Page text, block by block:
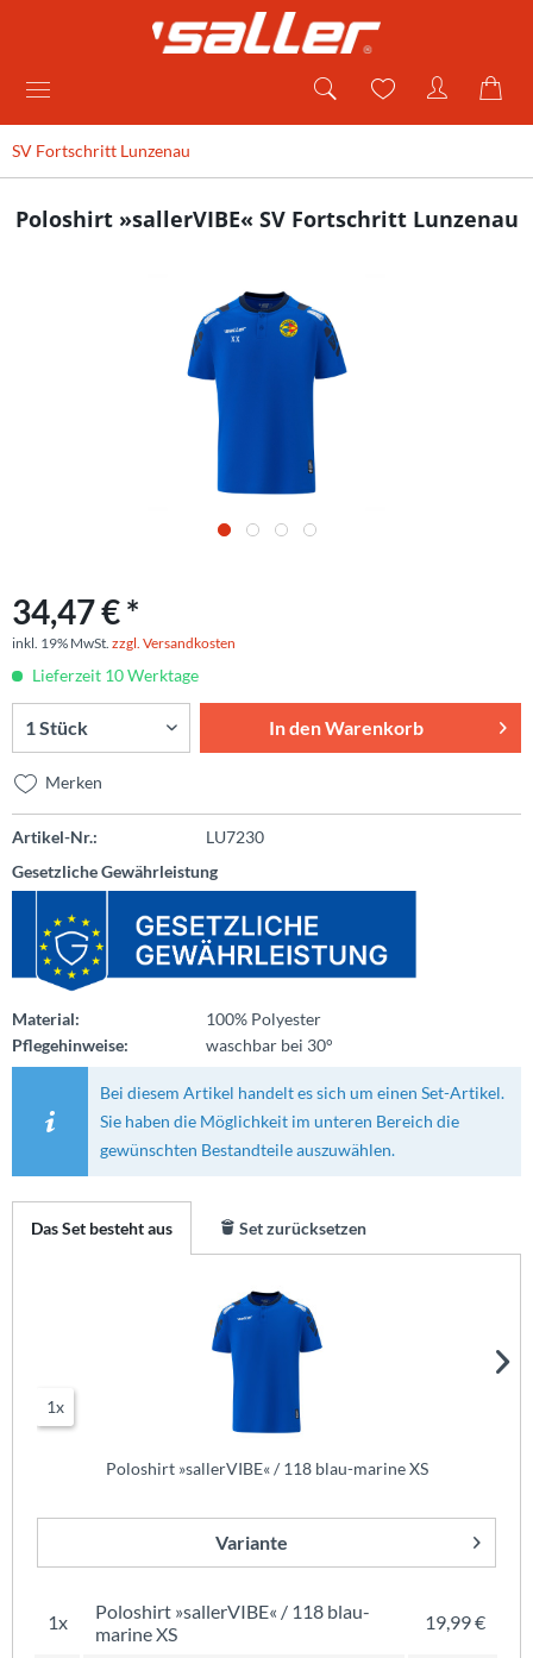
SV Fortschritt Lunzenau
Poloshirt »sallerVIBE« SV Fortschritt Lunzenau
34,47 € *
inkl. 19% MwSt. zzgl. Versandkosten
Lieferzeit 10 Werktage
In denWarenkorb
Merken
Artikel-Nr.:
LU7230
Gesetzliche Gewährleistung
Material:
100% Polyester
Pflegehinweise:
waschbar bei 30°
Bei diesem Artikel handelt es sich um einen Set-Artikel.
Sie haben die Möglichkeit im unteren Bereich die
gewünschten Bestandteile auszuwählen.
Das Set besteht aus Set zurücksetzen
1x
Poloshirt »sallerVIBE« / 118 blau-marine XS
Variante
1x
Poloshirt »sallerVIBE« / 118 blau-
marine XS
19,99 €